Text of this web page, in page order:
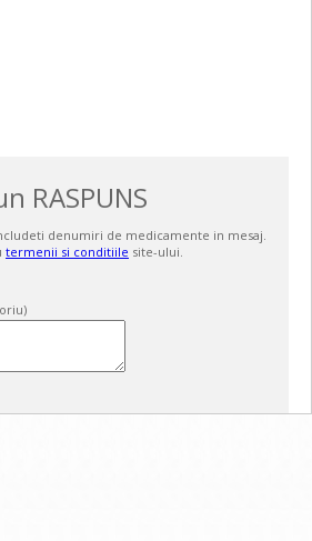
RASPUNS
denumiri de medicamente in mesaj.
termenii si conditiile site-ului.